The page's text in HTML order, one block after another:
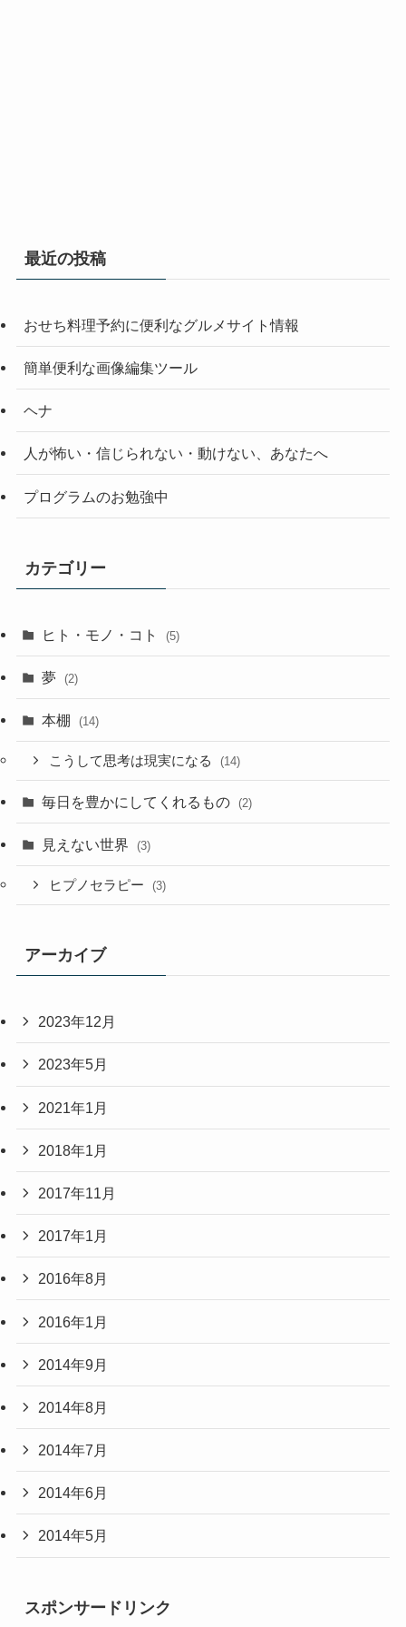
最近の投稿
おせち料理予約に便利なグルメサイト情報
簡単便利な画像編集ツール
ヘナ
人が怖い・信じられない・動けない、あなたへ
プログラムのお勉強中
カテゴリー
ヒト・モノ・コト (5)
夢 (2)
本棚 (14)
こうして思考は現実になる (14)
毎日を豊かにしてくれるもの (2)
見えない世界 (3)
ヒプノセラピー (3)
アーカイブ
2023年12月
2023年5月
2021年1月
2018年1月
2017年11月
2017年1月
2016年8月
2016年1月
2014年9月
2014年8月
2014年7月
2014年6月
2014年5月
スポンサードリンク